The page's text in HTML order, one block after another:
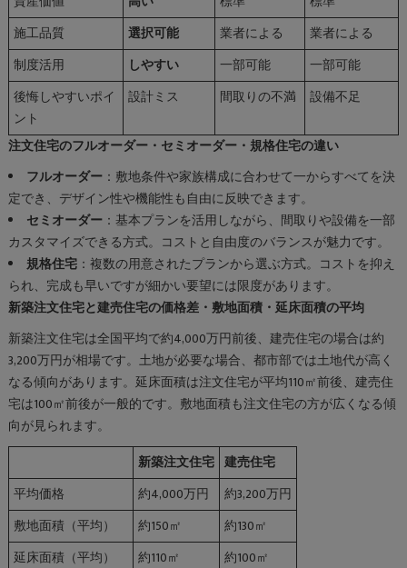
施工品質
選択可能 業者による
業者による
制度活用
しやすい 一部可能
一部可能
後悔しやすいポイ
ント
設計ミス 間取りの不満 設備不足
注文住宅のフルオーダー・セミオーダー・規格住宅の違い
フルオーダー：敷地条件や家族構成に合わせて一からすべてを決
定でき、デザイン性や機能性も自由に反映できます。
セミオーダー：基本プランを活用しながら、間取りや設備を一部
カスタマイズできる方式。コストと自由度のバランスが魅力です。
規格住宅：複数の用意されたプランから選ぶ方式。コストを抑え
られ、完成も早いですが細かい要望には限度があります。
新築注文住宅と建売住宅の価格差・敷地面積・延床面積の平均
新築注文住宅は全国平均で約4,000万円前後、建売住宅の場合は約
3,200万円が相場です。土地が必要な場合、都市部では土地代が高く
なる傾向があります。延床面積は注文住宅が平均110㎡前後、建売住
宅は100㎡前後が一般的です。敷地面積も注文住宅の方が広くなる傾
向が見られます。
新築注文住宅 建売住宅
平均価格
約4,000万円
約3,200万円
敷地面積（平均）
約150㎡
約130㎡
延床面積（平均）
約110㎡ 約100㎡